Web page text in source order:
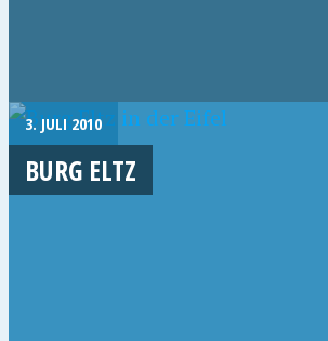
3. JULI 2010
BURG ELTZ